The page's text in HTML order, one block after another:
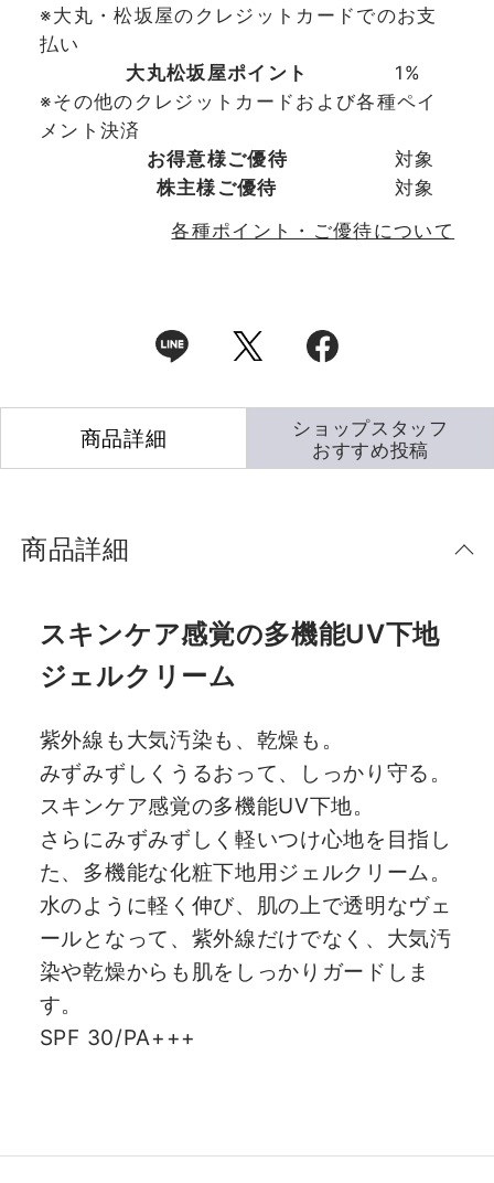
※大丸・松坂屋のクレジットカードでのお支
払い
大丸松坂屋ポイント
1%
※その他のクレジットカードおよび各種ペイ
メント決済
お得意様ご優待
対象
株主様ご優待
対象
各種ポイント・ご優待について
商品詳細
商品詳細
スキンケア感覚の多機能UV下地
ジェルクリーム
紫外線も大気汚染も、乾燥も。
みずみずしくうるおって、しっかり守る。
スキンケア感覚の多機能UV下地。
さらにみずみずしく軽いつけ心地を目指し
た、多機能な化粧下地用ジェルクリーム。
水のように軽く伸び、肌の上で透明なヴェ
ールとなって、紫外線だけでなく、大気汚
染や乾燥からも肌をしっかりガードしま
す。
SPF 30/PA+++
ショップスタッフ
おすすめ投稿